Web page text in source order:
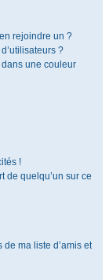
rejoindre un ?
?
une couleur
!
de quelqu’un sur ce
ma liste d’amis et